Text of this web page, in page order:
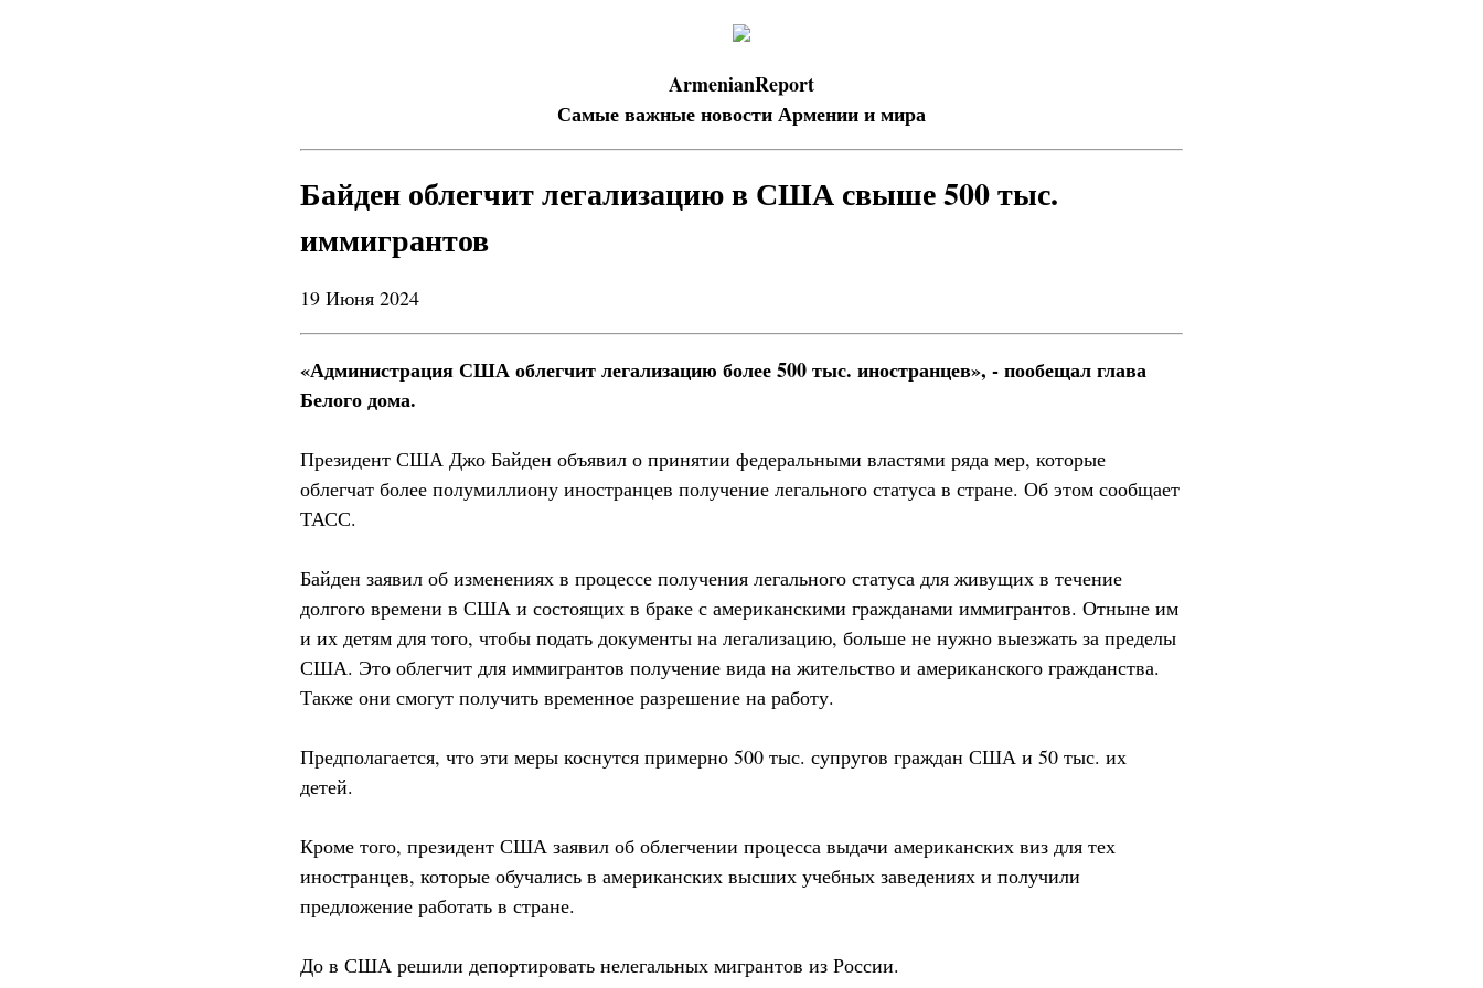
ArmenianReport
Самые важные новости Армении и мира
Байден облегчит легализацию в США свыше 500 тыс.
иммигрантов
19 Июня 2024
«Администрация США облегчит легализацию более 500 тыс. иностранцев», - пообещал глава
Белого дома.
Президент США Джо Байден объявил о принятии федеральными властями ряда мер, которые
облегчат более полумиллиону иностранцев получение легального статуса в стране. Об этом сообщает
ТАСС.
Байден заявил об изменениях в процессе получения легального статуса для живущих в течение
долгого времени в США и состоящих в браке с американскими гражданами иммигрантов. Отныне им
и их детям для того, чтобы подать документы на легализацию, больше не нужно выезжать за пределы
США. Это облегчит для иммигрантов получение вида на жительство и американского гражданства.
Также они смогут получить временное разрешение на работу.
Предполагается, что эти меры коснутся примерно 500 тыс. супругов граждан США и 50 тыс. их
детей.
Кроме того, президент США заявил об облегчении процесса выдачи американских виз для тех
иностранцев, которые обучались в американских высших учебных заведениях и получили
предложение работать в стране.
До в США решили депортировать нелегальных мигрантов из России.